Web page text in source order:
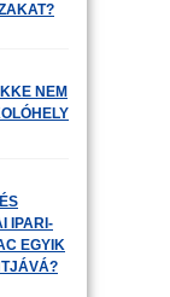
NEM
IPARI-
EGYIK